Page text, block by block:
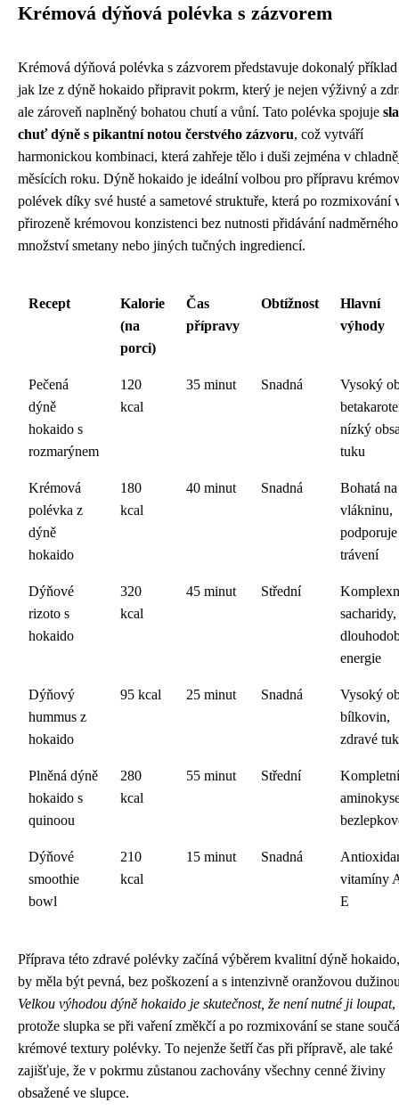
Krémová dýňová polévka s zázvorem
Krémová dýňová polévka s zázvorem představuje dokonalý
jak lze z dýně hokaido připravit pokrm, který je nejen výživný a
ale zároveň naplněný bohatou chutí a vůní. Tato polévka spojuje
chuť dýně s pikantní notou čerstvého zázvoru, což vytváří
harmonickou kombinaci, která zahřeje tělo i duši zejména v
měsících roku. Dýně hokaido je ideální volbou pro přípravu
polévek díky své husté a sametové struktuře, která po rozmixování
přirozeně krémovou konzistenci bez nutnosti přidávání nadměrného
množství smetany nebo jiných tučných ingrediencí.
Recept
Kalorie
(na
porci)
Čas
přípravy
Obtížnost
Hlavní
výhody
Pečená
dýně
hokaido s
rozmarýnem
120
kcal
35 minut Snadná
Vysoký
nízký
tuku
Krémová
polévka z
dýně
hokaido
180
kcal
40 minut Snadná
Bohatá na
vlákninu,
podporuje
trávení
Dýňové
rizoto s
hokaido
320
kcal
45 minut Střední
sacharidy,
energie
Dýňový
hummus z
hokaido
95 kcal 25 minut Snadná
Vysoký
bílkovin,
zdravé
Plněná dýně
hokaido s
quinoou
280
kcal
55 minut Střední
Kompletní
Dýňové
smoothie
bowl
210
kcal
15 minut Snadná
vitamíny
E
Příprava této zdravé polévky začíná výběrem kvalitní dýně
by měla být pevná, bez poškození a s intenzivně oranžovou
Velkou výhodou dýně hokaido je skutečnost, že není nutné ji loupat,
protože slupka se při vaření změkčí a po rozmixování se stane
krémové textury polévky. To nejenže šetří čas při přípravě, ale také
zajišťuje, že v pokrmu zůstanou zachovány všechny cenné živiny
obsažené ve slupce.